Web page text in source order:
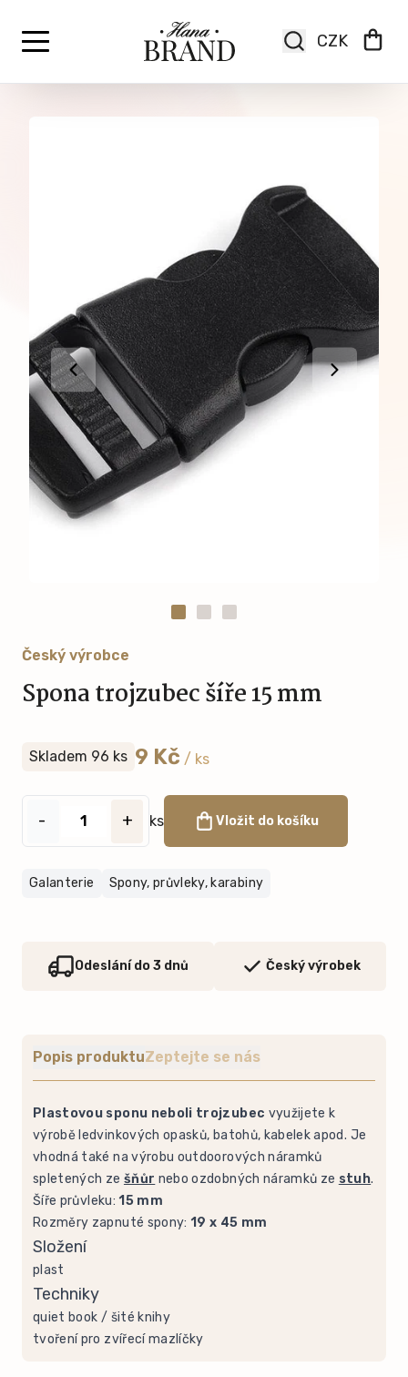
Spona trojzubec šíře 15 mm
Český výrobce
Skladem 96 ks 9 Kč / ks
- + ks Vložit do košíku
Galanterie Spony, průvleky, karabiny
Odeslání do 3 dnů Český výrobek
Popis produktuZeptejte se nás
Plastovou sponu neboli trojzubec využijete k
výrobě ledvinkových opasků, batohů, kabelek apod. Je
vhodná také na výrobu outdoorových náramků
spletených ze šňůr nebo ozdobných náramků ze stuh.
Šíře průvleku: 15 mm
Rozměry zapnuté spony: 19 x 45 mm
Složení
plast
Techniky
quiet book / šité knihy
tvoření pro zvířecí mazlíčky